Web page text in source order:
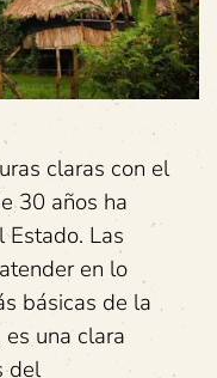
claras con el
30 años ha
Las
en lo
básicas de la
una clara
del